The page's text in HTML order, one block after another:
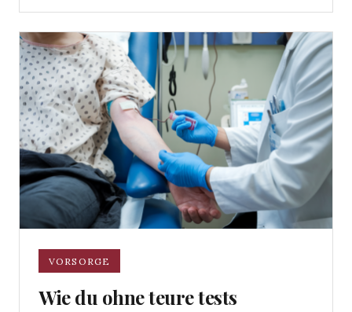
VORSORGE
Wie du ohne teure tests